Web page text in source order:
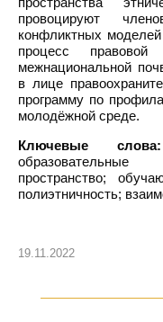
провоцируют
конфликтных
процесс
межнациональной
в лице
программу по
молодёжной среде.
Ключевые слова:
образовательные
пространство;
полиэтничность;
19.11.2022